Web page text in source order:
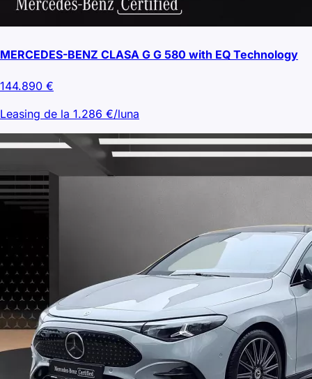
MERCEDES-BENZ CLASA G G 580 with EQ Technology
144.890 €
Leasing de la 1.286 €/luna